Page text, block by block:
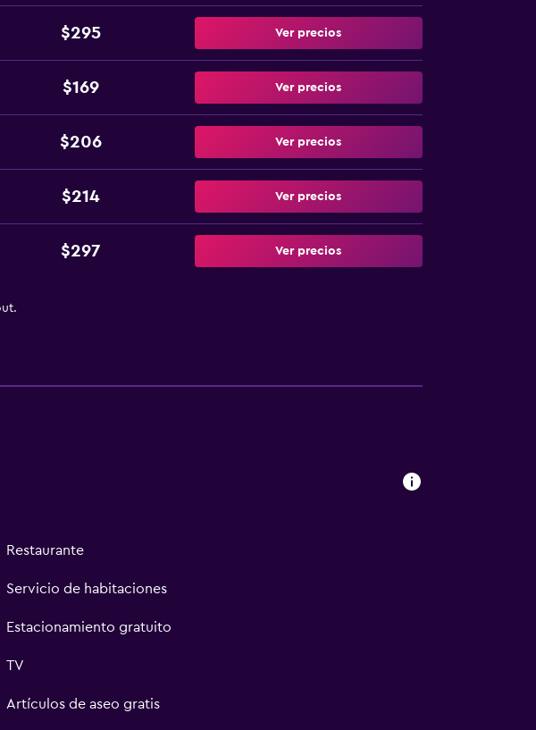
$295 Ver precios
$169 Ver precios
$206 Ver precios
$214 Ver precios
$297 Ver precios
Restaurante
Servicio de habitaciones
Estacionamiento gratuito
TV
Artículos de aseo gratis